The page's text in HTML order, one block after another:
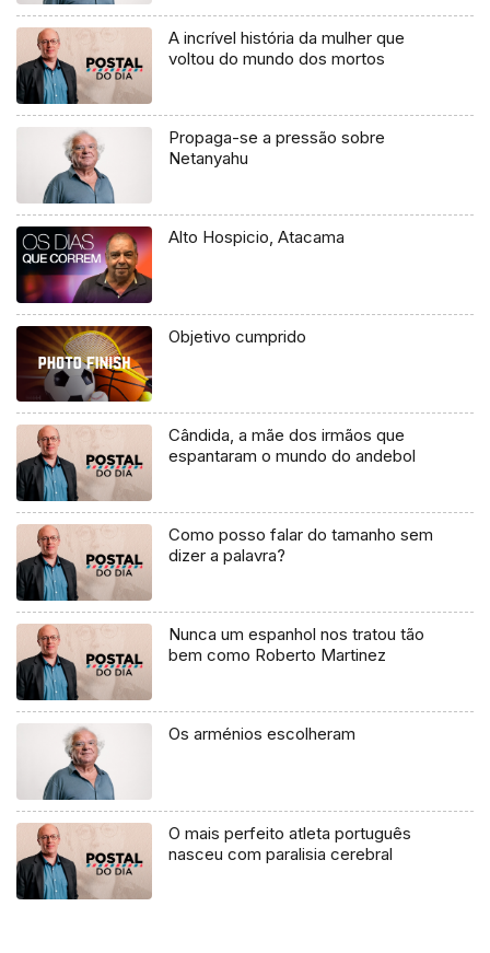
A incrível história da mulher que
voltou do mundo dos mortos
Propaga-se a pressão sobre
Netanyahu
Alto Hospicio, Atacama
Objetivo cumprido
Cândida, a mãe dos irmãos que
espantaram o mundo do andebol
Como posso falar do tamanho sem
dizer a palavra?
Nunca um espanhol nos tratou tão
bem como Roberto Martinez
Os arménios escolheram
O mais perfeito atleta português
nasceu com paralisia cerebral